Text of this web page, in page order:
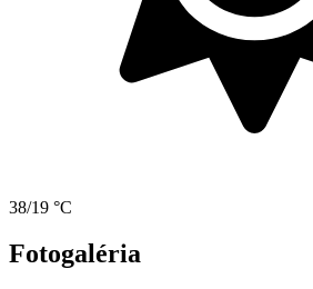
38/19 °C
Fotogaléria